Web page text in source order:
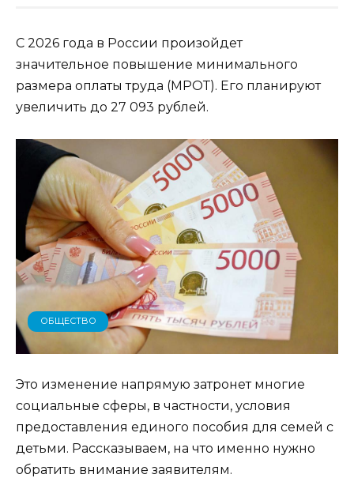
С 2026 года в России произойдет
значительное повышение минимального
размера оплаты труда (МРОТ). Его планируют
увеличить до 27 093 рублей.
ОБЩЕСТВО
Это изменение напрямую затронет многие
социальные сферы, в частности, условия
предоставления единого пособия для семей с
детьми. Рассказываем, на что именно нужно
обратить внимание заявителям.